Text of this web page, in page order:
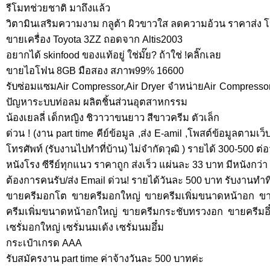
รีโมทช่วยชาติ มาถึงแล้ว
วิตามินเสริมความงาม กลูต้า ผิวขาวใส ลดความอ้วน ราคาส่ง
ขายเครื่อง Toyota 3ZZ ถอดจาก Altis2003
อยากได้ skinfood ของแท้อยู่ ใช่มั๊ย? ถ้าใช่ !คลิ๊กเลย
ขายไอโฟน 8GB มือสอง สภาพ99% 16600
รับซ่อมแซมAir Compressor,Air Dryer จำหน่ายAir
ปัญหาระบบท่อลม ผลิตชิ้นส่วนอุตสาหกรรม
น้องเยลลี่ เด็กหญิง ชิวาวาขนยาว สีขาวครีม ตัวเล็ก
ด่วน ! (งาน part time คีย์ข้อมูล ,ส่ง E-amil ,โพสต์ข้อมูลตามเว็
โทรศัพท์ (รับงานไปทำที่บ้าน) ไม่จำกัดวุฒิ ) รายได้ 300-500 ต่
หนังโรง ซีรีย์ทุกแนว ราคาถูก ส่งเร็ว แผ่นละ 33 บาท มีหนังกว่า
ต้องการคนรับ/ส่ง Email ด่วน! รายได้วันละ 500 บาท รับงานทำ
ขายครีมอกโต ขายครีมอกใหญ่ ขายครีมเพิ่มขนาดหน้าอก ข
ครีมเพิ่มขนาดหน้าอกใหญ่ ขายครีมกระชับทรวงอก ขายครีม
เซรั่มอกใหญ่ เซรั่มนมเด้ง เซรั่มนมอึ๋ม
กระเป๋าเกรด AAA
รับสมัครงาน part time ค่าจ้างวันละ 500 บาทค่ะ